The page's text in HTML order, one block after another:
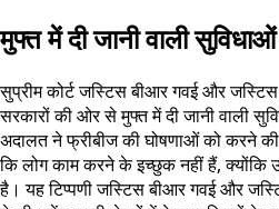
मुफ्त में दी जानी वाली
सुप्रीम कोर्ट जस्टिस बीआर गवई और
सरकारों की ओर से मुफ्त में दी जानी वाली
अदालत ने फ्रीबीज की घोषणाओं को करने की
कि लोग काम करने के इच्छुक नहीं हैं, क्योंकि
है। यह टिप्पणी जस्टिस बीआर गवई और